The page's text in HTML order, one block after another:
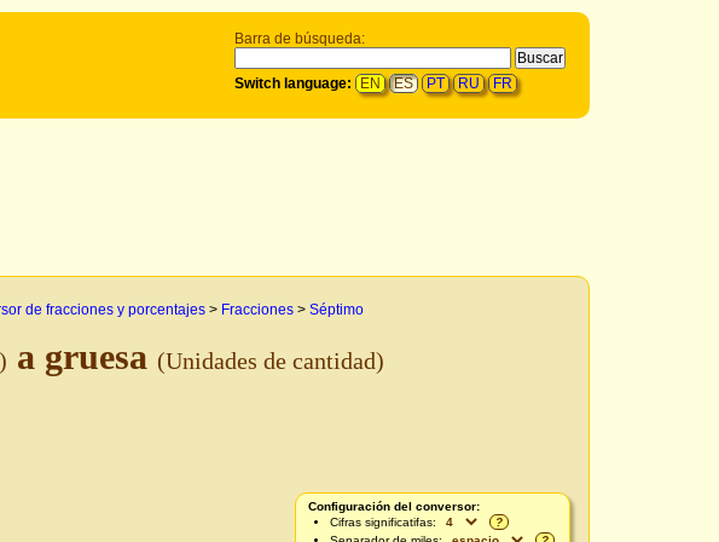
Barra de búsqueda:
Switch language: EN ES PT RU FR
de fracciones y porcentajes > Fracciones > Séptimo
a gruesa (Unidades de cantidad)
Configuración del conversor:
Cifras significatifas:
?